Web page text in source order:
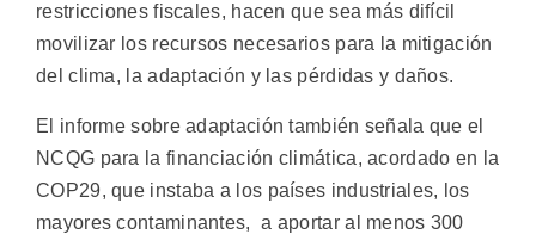
restricciones fiscales, hacen que sea más difícil
movilizar los recursos necesarios para la mitigación
del clima, la adaptación y las pérdidas y daños.
El informe sobre adaptación también señala que el
NCQG para la financiación climática, acordado en la
COP29, que instaba a los países industriales, los
mayores contaminantes, a aportar al menos 300